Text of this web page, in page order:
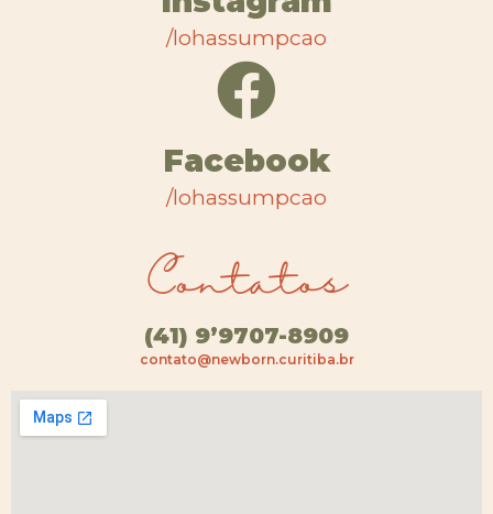
/lohassumpcao
Facebook
/lohassumpcao
Contatos
(41) 9’9707-8909
contato@newborn.curitiba.br